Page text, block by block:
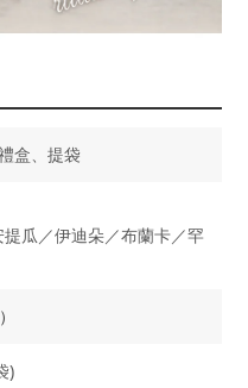
盒、提袋
提瓜／伊迪朵／布蘭卡／罕
)